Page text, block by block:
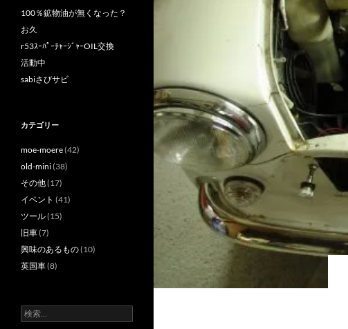
100％鉱物油が無くなった？
お久
r53ｽｰﾊﾟｰﾁｬｰｼﾞｬｰOIL交換
活動中
sabiさびサビ
カテゴリー
moe-moere(42)
old-mini(38)
その他(17)
イベント (41)
ツール(15)
旧車(7)
興味のあるもの(10)
英国車(8)
検
索: